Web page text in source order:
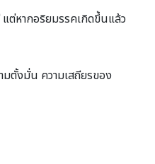
ต่หากอริยมรรคเกิดขึ้นแล้ว
มตั้งมั่น ความเสถียรของ